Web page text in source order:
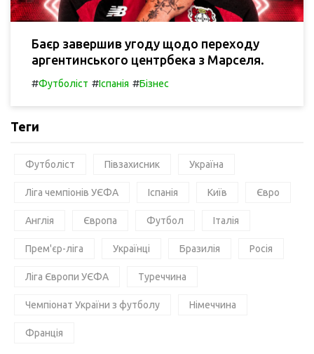
Баєр завершив угоду щодо переходу
аргентинського центрбека з Марселя.
#Футболіст #Іспанія #Бізнес
Теги
Футболіст Півзахисник Україна
Ліга чемпіонів УЄФА Іспанія Київ Євро
Англія Європа Футбол Італія
Прем'єр-ліга Українці Бразилія Росія
Ліга Європи УЄФА Туреччина
Чемпіонат України з футболу Німеччина
Франція